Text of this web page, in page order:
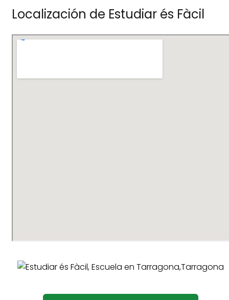
Localización de Estudiar és Fàcil